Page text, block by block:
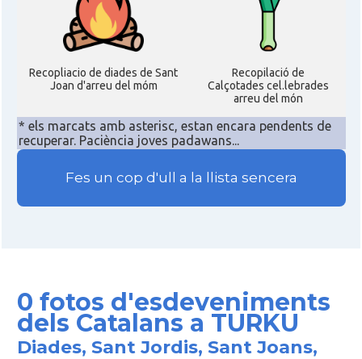
Recopliacio de diades de Sant
Joan d'arreu del móm
Recopilació de
Calçotades cel.lebrades
arreu del món
* els marcats amb asterisc, estan encara pendents de
recuperar. Paciència joves padawans...
Fes un cop d'ull a la llista sencera
0 fotos d'esdeveniments
dels Catalans a TURKU
Diades, Sant Jordis, Sant Joans,